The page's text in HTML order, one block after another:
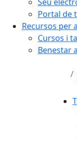
Portal de
Recursos per
Cursos i
Benestar